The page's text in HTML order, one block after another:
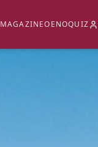
MAGAZINEOENOQUIZ